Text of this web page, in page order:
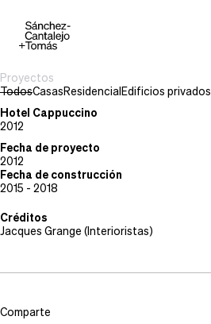
Proyectos
TodosCasas Residencial Edificios privados
Hotel Cappuccino
2012
Tipo de proyecto
Edificios privados
Situación
Fecha de proyecto
2012
Fecha de construcción
2015 - 2018
Créditos
Jacques Grange (Interioristas)
Comparte